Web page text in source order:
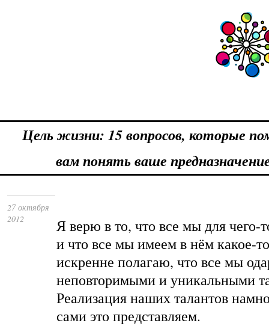
Цель жизни: 15 вопросов, которые
вам понять ваше
27 октября
2012
Я верю в то, что все мы для чего-
и что все мы имеем в нём какое-
искренне полагаю, что все мы
неповторимыми и уникальными
Реализация наших талантов
сами это представляем.